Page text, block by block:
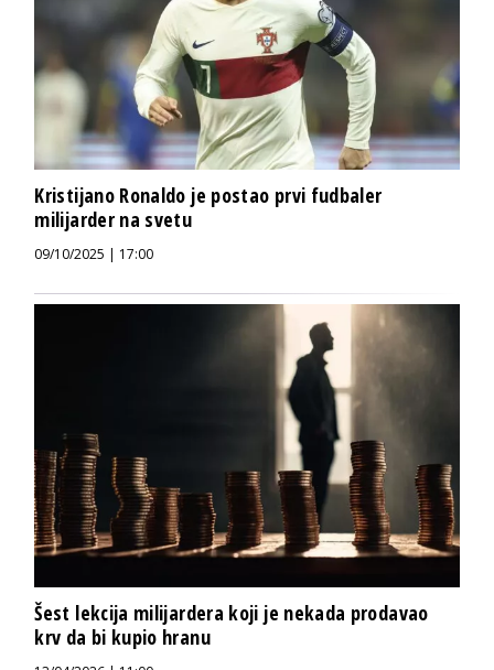
Kristijano Ronaldo je postao prvi fudbaler
milijarder na svetu
09/10/2025 | 17:00
Šest lekcija milijardera koji je nekada prodavao
krv da bi kupio hranu